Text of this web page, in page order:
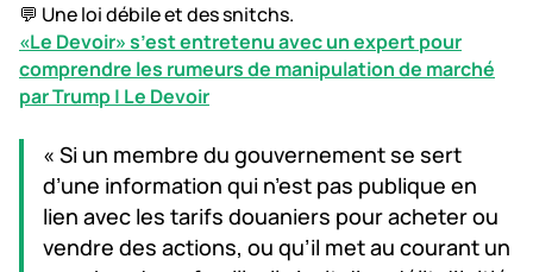
💬 Une loi débile et des snitchs.
«Le Devoir» s’est entretenu avec un expert pour
comprendre les rumeurs de manipulation de marché
par Trump | Le Devoir
« Si un membre du gouvernement se sert
d’une information qui n’est pas publique en
lien avec les tarifs douaniers pour acheter ou
vendre des actions, ou qu’il met au courant un